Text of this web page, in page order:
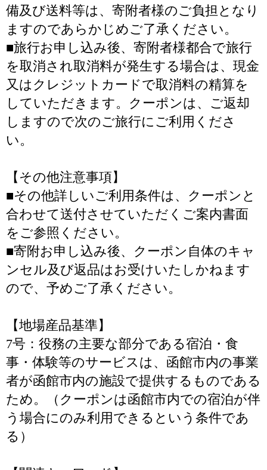
備及び送料等は、寄附者様のご負担となり
ますのであらかじめご了承ください。
■旅行お申し込み後、寄附者様都合で旅行
を取消され取消料が発生する場合は、現金
又はクレジットカードで取消料の精算を
していただきます。クーポンは、ご返却
しますので次のご旅行にご利用くださ
い。
【その他注意事項】
■その他詳しいご利用条件は、クーポンと
合わせて送付させていただくご案内書面
をご参照ください。
■寄附お申し込み後、クーポン自体のキャ
ンセル及び返品はお受けいたしかねます
ので、予めご了承ください。
【地場産品基準】
7号：役務の主要な部分である宿泊・食
事・体験等のサービスは、函館市内の事業
者が函館市内の施設で提供するものである
ため。（クーポンは函館市内での宿泊が伴
う場合にのみ利用できるという条件であ
る）